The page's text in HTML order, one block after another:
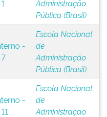
Administração
Pública (Brasil)
-
Escola Nacional
de
Administração
Pública (Brasil)
-
Escola Nacional
de
Administração